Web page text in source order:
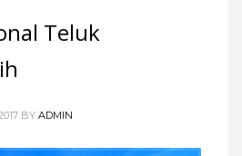
Teluk
BY ADMIN